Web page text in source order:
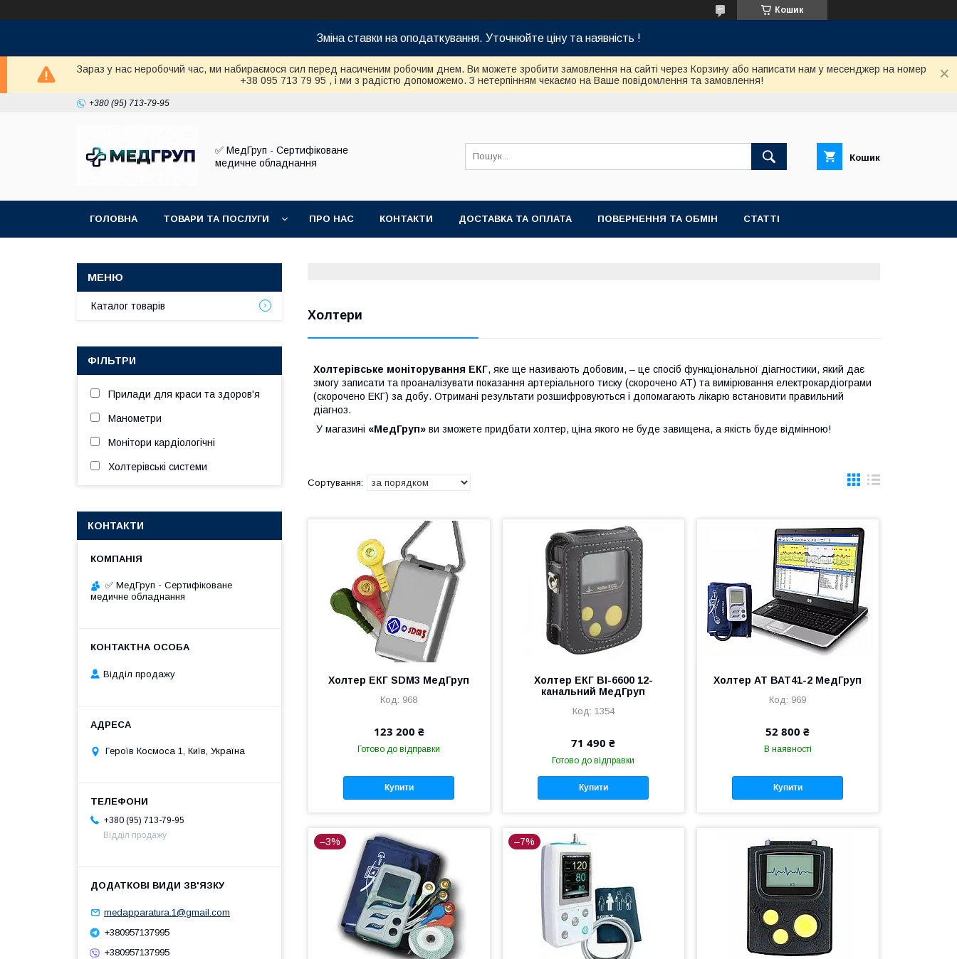
Кошик
Зміна ставки на оподаткування. Уточнюйте ціну та наявність !
Зараз у нас неробочий час, ми набираємося сил перед насиченим робочим днем. Ви можете зробити замовлення на сайті через Корзину або написати нам у месенджер на номер
+38 095 713 79 95 , і ми з радістю допоможемо. З нетерпінням чекаємо на Ваше повідомлення та замовлення!
+380 (95) 713-79-95
✅ МедГруп - Сертифіковане
медичне обладнання
Кошик
ГОЛОВНА ТОВАРИ ТА ПОСЛУГИ ПРО НАС КОНТАКТИ ДОСТАВКА ТА ОПЛАТА ПОВЕРНЕННЯ ТА ОБМІН СТАТТІ
Холтери
Холтерівське моніторування ЕКГ, яке ще називають добовим, – це спосіб функціональної діагностики, який дає
змогу записати та проаналізувати показання артеріального тиску (скорочено АТ) та вимірювання електрокардіограми
(скорочено ЕКГ) за добу. Отримані результати розшифровуються і допомагають лікарю встановити правильний
діагноз.
У магазині «МедГруп» ви зможете придбати холтер, ціна якого не буде завищена, а якість буде відмінною!
Холтер ЕКГ SDM3 МедГруп
968
123 200 ₴
Готово до відправки
Купити
Холтер ЕКГ BI-6600 12-
канальний МедГруп
1354
71 490 ₴
Готово до відправки
Купити
Холтер АТ ВАТ41-2 МедГруп
969
52 800 ₴
В наявності
Купити
–3% –7%
Каталог товарів
ФІЛЬТРИ
Прилади для краси та здоров'я
Манометри
Монітори кардіологічні
Холтерівські системи
КОНТАКТИ
✅ МедГруп - Сертифіковане
медичне обладнання
Відділ продажу
Героїв Космоса 1, Київ, Україна
+380 (95) 713-79-95
Відділ продажу
medapparatura.1@gmail.com
+380957137995
+380957137995